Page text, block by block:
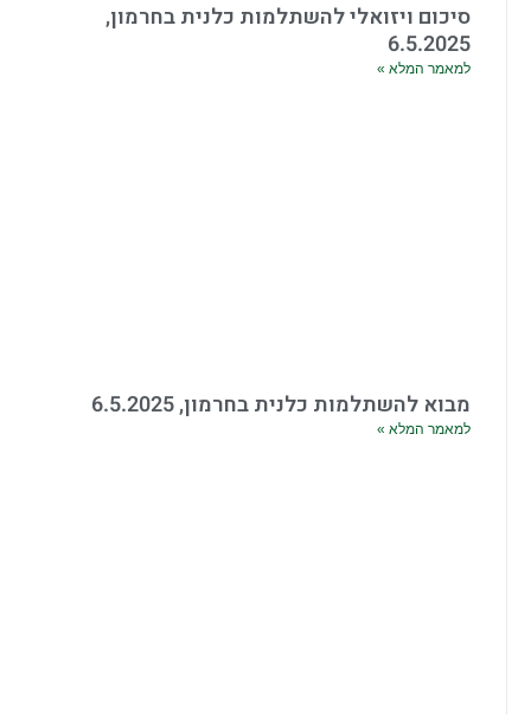
סיכום ויזואלי להשתלמות כלנית בחרמון,
6.5.2025
למאמר המלא »
מבוא להשתלמות כלנית בחרמון, 6.5.2025
למאמר המלא »